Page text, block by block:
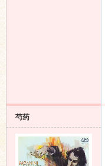
芍药